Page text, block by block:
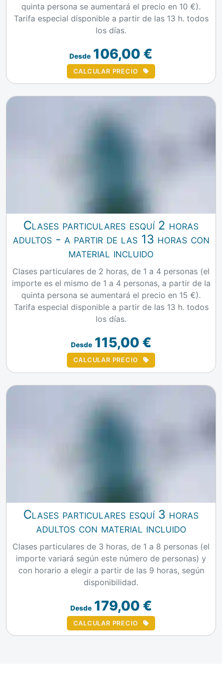
quinta persona se aumentará el precio en 10 €).
Tarifa especial disponible a partir de las 13 h. todos
los días.
Desde 106,00 €
CALCULAR PRECIO
Clases particulares esquí 2 horas
adultos - a partir de las 13 horas con
material incluido
Clases particulares de 2 horas, de 1 a 4 personas (el
importe es el mismo de 1 a 4 personas, a partir de la
quinta persona se aumentará el precio en 15 €).
Tarifa especial disponible a partir de las 13 h. todos
los días.
Desde 115,00 €
CALCULAR PRECIO
Clases particulares esquí 3 horas
adultos con material incluido
Clases particulares de 3 horas, de 1 a 8 personas (el
importe variará según este número de personas) y
con horario a elegir a partir de las 9 horas, según
disponibilidad.
Desde 179,00 €
CALCULAR PRECIO